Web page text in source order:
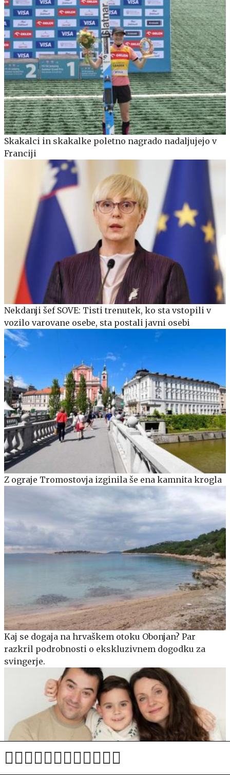
Skakalci in skakalke poletno nagrado nadaljujejo v
Franciji
Nekdanji šef SOVE: Tisti trenutek, ko sta vstopili v
vozilo varovane osebe, sta postali javni osebi
Z ograje Tromostovja izginila še ena kamnita krogla
Kaj se dogaja na hrvaškem otoku Obonjan? Par
razkril podrobnosti o ekskluzivnem dogodku za
svingerje.